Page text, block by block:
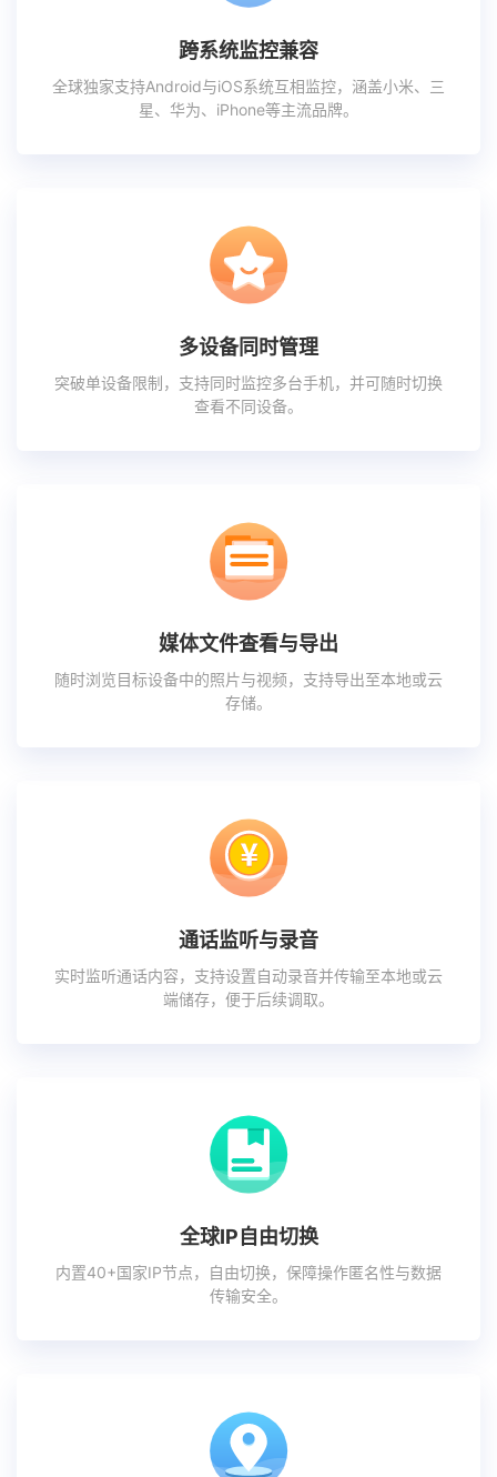
跨系统监控兼容
全球独家支持Android与iOS系统互相监控，涵盖小米、三
星、华为、iPhone等主流品牌。
多设备同时管理
突破单设备限制，支持同时监控多台手机，并可随时切换
查看不同设备。
媒体文件查看与导出
随时浏览目标设备中的照片与视频，支持导出至本地或云
存储。
通话监听与录音
实时监听通话内容，支持设置自动录音并传输至本地或云
端储存，便于后续调取。
全球IP自由切换
内置40+国家IP节点，自由切换，保障操作匿名性与数据
传输安全。